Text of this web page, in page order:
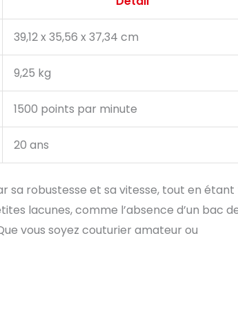
39,12 x 35,56 x 37,34 cm
9,25 kg
1500 points par minute
20 ans
sa robustesse et sa vitesse, tout en
lacunes, comme l’absence d’un bac
vous soyez couturier amateur ou